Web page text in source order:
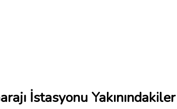
İstasyonu Yakınındakiler